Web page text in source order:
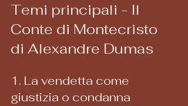
Temi principali - Il
Conte di Montecristo
di Alexandre Dumas
1. La vendetta come
giustizia o condanna